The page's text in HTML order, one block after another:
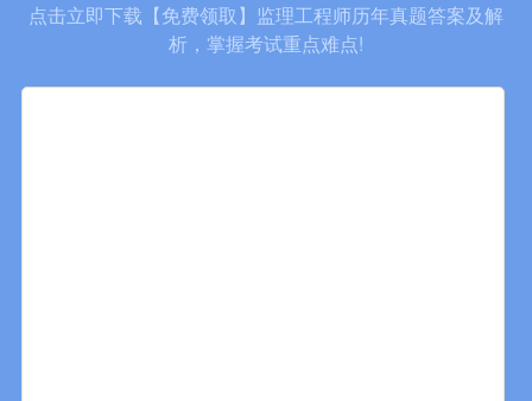
点击立即下载【免费领取】监理工程师历年真题答案及解
析，掌握考试重点难点!